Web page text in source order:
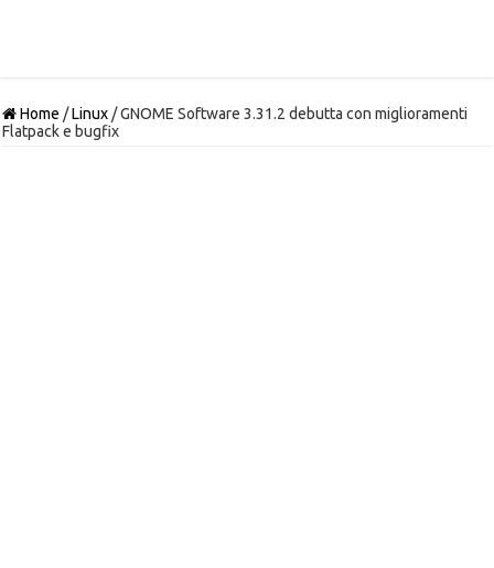
Home /Linux /GNOME Software 3.31.2 debutta con miglioramenti
Flatpack e bugfix